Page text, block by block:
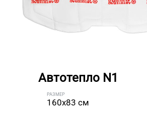
Автотепло N1
РАЗМЕР
160x83 см